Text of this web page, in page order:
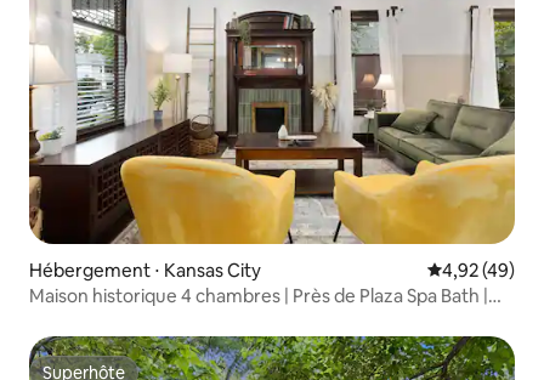
Hébergement ⋅ Kansas City Évaluation
4,92 (49)
Maison historique 4 chambres | Près de Plaza Spa Bath |
Superhôte